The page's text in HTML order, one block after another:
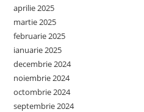
aprilie 2025
martie 2025
februarie 2025
ianuarie 2025
decembrie 2024
noiembrie 2024
octombrie 2024
septembrie 2024